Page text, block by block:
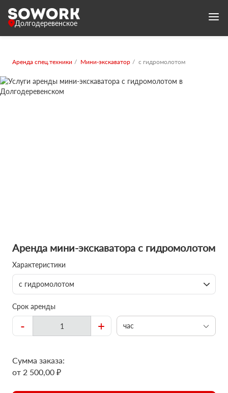
Долгодеревенское
Аренда спец.техники Мини-экскаватор с гидромолотом
Аренда мини-экскаватора с гидромолотом
Характеристики
с гидромолотом
Срок аренды
- + час
Сумма заказа:
от 2 500,00 ₽